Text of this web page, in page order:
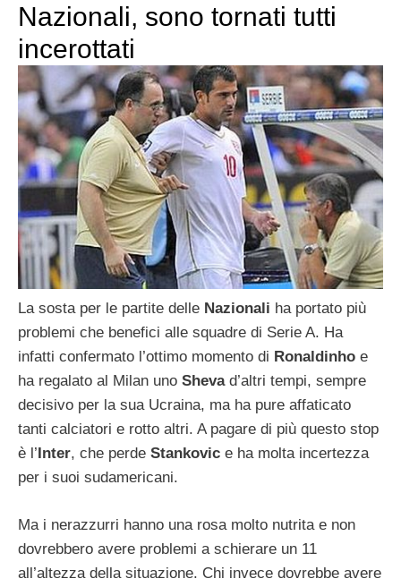
Nazionali, sono tornati tutti
incerottati
La sosta per le partite delle Nazionali ha portato più
problemi che benefici alle squadre di Serie A. Ha
infatti confermato l’ottimo momento di Ronaldinho e
ha regalato al Milan uno Sheva d’altri tempi, sempre
decisivo per la sua Ucraina, ma ha pure affaticato
tanti calciatori e rotto altri. A pagare di più questo stop
è l’ Inter, che perde Stankovic e ha molta incertezza
per i suoi sudamericani.
Ma i nerazzurri hanno una rosa molto nutrita e non
dovrebbero avere problemi a schierare un 11
all’altezza della situazione. Chi invece dovrebbe avere